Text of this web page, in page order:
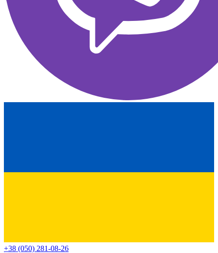
+38 (050) 281-08-26